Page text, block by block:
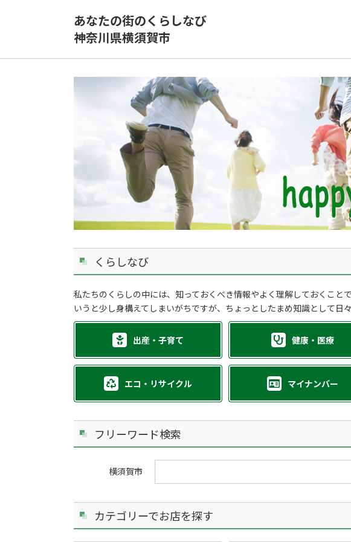
あなたの街のくらしなび
神奈川県横須賀市
くらしなび
私たちのくらしの中には、知っておくべき情報やよく理解しておくこと
いうと少し身構えてしまいがちですが、ちょっとしたまめ知識として日
出産・子育て 健康・医療
エコ・リサイクル マイナンバー
フリーワード検索
横須賀市
カテゴリーでお店を探す